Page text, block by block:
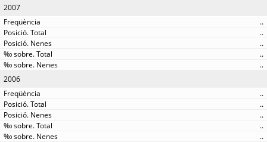
2007
..
..
..
..
..
2006
..
..
..
..
..